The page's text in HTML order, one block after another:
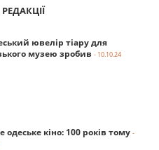
ювелір тіару для
музею зробив - 10.10.24
одеське кіно: 100 років тому -